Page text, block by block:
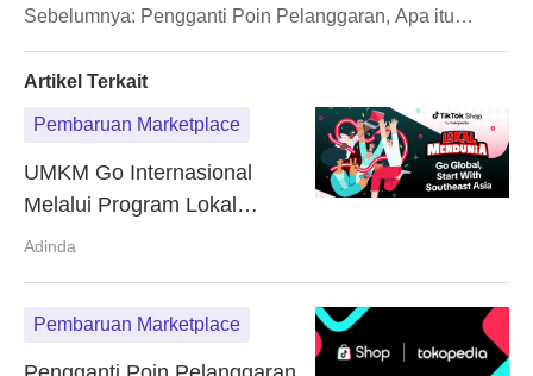
Sebelumnya: Pengganti Poin Pelanggaran, Apa itu
Artikel Terkait
Pembaruan Marketplace
UMKM Go Internasional
Melalui Program Lokal
Mendunia TikTok Shop
Adinda
Pembaruan Marketplace